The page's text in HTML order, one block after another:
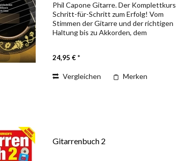
Phil Capone Gitarre. Der Komplettkurs
Schritt-für-Schritt zum Erfolg! Vom
Stimmen der Gitarre und der richtigen
Haltung bis zu Akkorden, dem
wird alles behandelt, was...
24,95 € *
Vergleichen Merken
Gitarrenbuch 2